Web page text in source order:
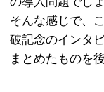
そんな感じで、
破記念のインタ
まとめたものを